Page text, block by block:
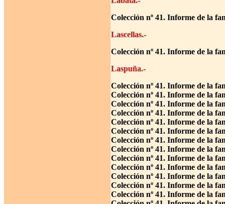
Colección nº 41. Informe de la
Lascellas.-
Colección nº 41. Informe de la
Laspuña.-
Colección nº 41. Informe de la
Colección nº 41. Informe de la
Colección nº 41. Informe de la
Colección nº 41. Informe de la
Colección nº 41. Informe de la
Colección nº 41. Informe de la
Colección nº 41. Informe de la
Colección nº 41. Informe de la
Colección nº 41. Informe de la
Colección nº 41. Informe de la
Colección nº 41. Informe de la
Colección nº 41. Informe de la
Colección nº 41. Informe de la